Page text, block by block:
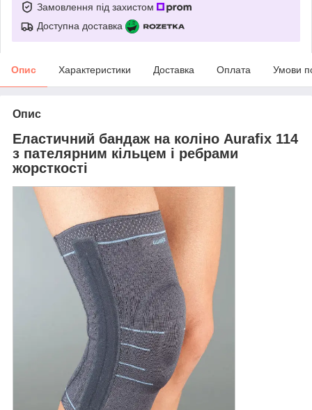
Замовлення під захистом
Доступна доставка
Опис Характеристики Доставка Оплата Умови
Опис
Еластичний бандаж на коліно Aurafix 114
з пателярним кільцем і ребрами
жорсткості